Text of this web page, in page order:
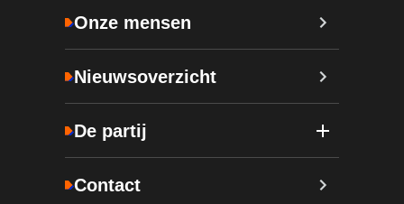
Onze mensen
Nieuwsoverzicht
De partij
Contact